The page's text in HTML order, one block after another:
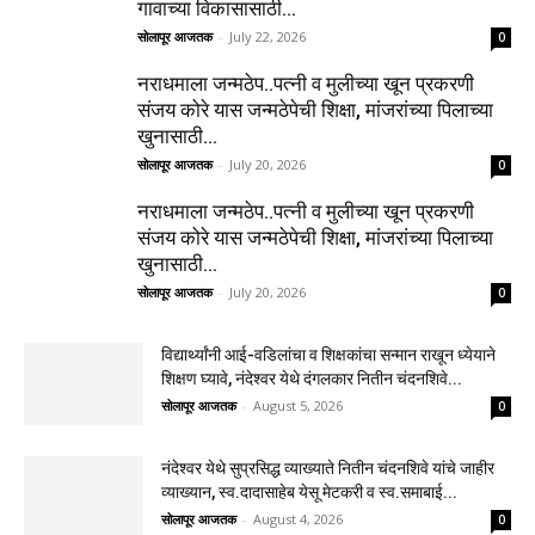
गावाच्या विकासासाठी...
सोलापूर आजतक - July 22, 2026 0
नराधमाला जन्मठेप..पत्नी व मुलीच्या खून प्रकरणी
संजय कोरे यास जन्मठेपेची शिक्षा, मांजरांच्या पिलाच्या
खुनासाठी...
सोलापूर आजतक - July 20, 2026 0
नराधमाला जन्मठेप..पत्नी व मुलीच्या खून प्रकरणी
संजय कोरे यास जन्मठेपेची शिक्षा, मांजरांच्या पिलाच्या
खुनासाठी...
सोलापूर आजतक - July 20, 2026 0
विद्यार्थ्यांनी आई-वडिलांचा व शिक्षकांचा सन्मान राखून ध्येयाने
शिक्षण घ्यावे, नंदेश्वर येथे दंगलकार नितीन चंदनशिवे...
सोलापूर आजतक - August 5, 2026 0
नंदेश्वर येथे सुप्रसिद्ध व्याख्याते नितीन चंदनशिवे यांचे जाहीर
व्याख्यान, स्व.दादासाहेब येसू मेटकरी व स्व.समाबाई...
सोलापूर आजतक - August 4, 2026 0